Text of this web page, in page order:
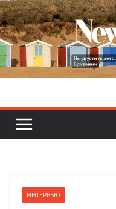
Skip
to
content
ИНТЕРВЬЮ